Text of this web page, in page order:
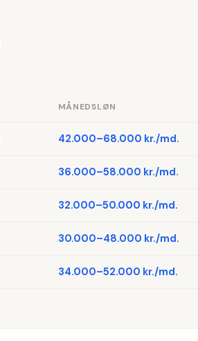
MÅNEDSLØN
42.000–68.000 kr./md.
36.000–58.000 kr./md.
32.000–50.000 kr./md.
30.000–48.000 kr./md.
34.000–52.000 kr./md.